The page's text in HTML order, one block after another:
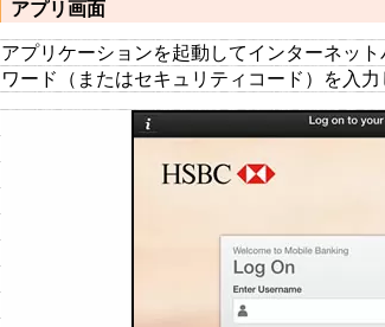
アプリ画面
アプリケーションを起動してインターネッ
ワード（またはセキュリティコード）を入力